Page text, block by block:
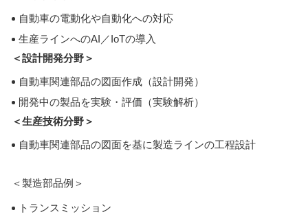
自動車の電動化や自動化への対応
生産ラインへのAI／IoTの導入
＜設計開発分野＞
自動車関連部品の図面作成（設計開発）
開発中の製品を実験・評価（実験解析）
＜生産技術分野＞
自動車関連部品の図面を基に製造ラインの工程設計
＜製造部品例＞
トランスミッション